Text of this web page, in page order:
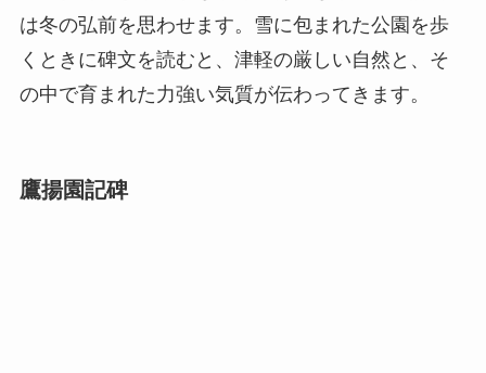
は冬の弘前を思わせます。雪に包まれた公園を歩
くときに碑文を読むと、津軽の厳しい自然と、そ
の中で育まれた力強い気質が伝わってきます。
鷹揚園記碑